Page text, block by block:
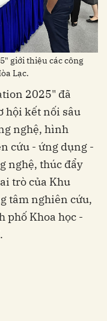
giới thiệu các công
Lạc.
2025" đã
hội kết nối sâu
nghệ, hình
cứu - ứng dụng -
nghệ, thúc đẩy
trò của Khu
tâm nghiên cứu,
phố Khoa học -